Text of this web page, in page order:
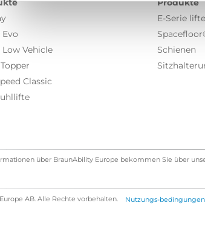
Evo
Low Vehicle
Classic
Produkte
E-Serie lifte
Schienen
über BraunAbility Europe bekommen Sie über
AB. Alle Rechte vorbehalten. Nutzungs-bedingungen